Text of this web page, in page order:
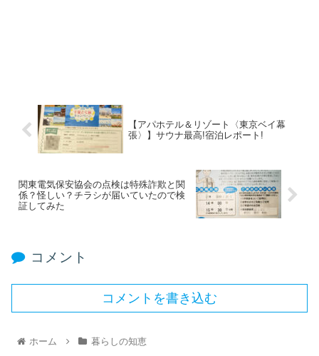
【アパホテル＆リゾート〈東京ベイ幕
張〉】サウナ最高!宿泊レポート!
関東電気保安協会の点検は特殊詐欺と関
係？怪しい？チラシが届いていたので検
証してみた
コメント
コメントを書き込む
ホーム 暮らしの知恵